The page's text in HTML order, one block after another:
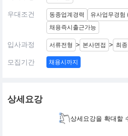
우대조건 동종업계경력
유사업무경험
채용즉시출근가능
입사과정 서류전형 > 본사면접 > 최
모집기간 채용시까지
상세요강
상세요강을 확대할